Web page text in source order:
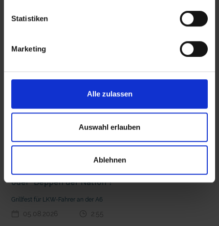
Statistiken
Marketing
Alle zulassen
Auswahl erlauben
Ablehnen
Ernstfall Nachhaltige Geldanlage: Rendite mit gutem Gewissen?
Diese Beiträge könnten Sie auch
oder "Deppen der Nation"?
Grillfest für LKW-Fahrer an der A6
05.08.2026 2:55